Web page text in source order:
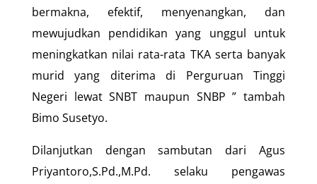
bermakna, efektif, menyenangkan, dan
mewujudkan pendidikan yang unggul untuk
meningkatkan nilai rata-rata TKA serta banyak
murid yang diterima di Perguruan Tinggi
Negeri lewat SNBT maupun SNBP ” tambah
Bimo Susetyo.
Dilanjutkan dengan sambutan dari Agus
Priyantoro,S.Pd.,M.Pd. selaku pengawas